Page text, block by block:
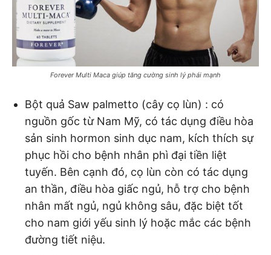
Forever Multi Maca giúp tăng cường sinh lý phái mạnh
Bột quả Saw palmetto (cây cọ lùn) : có
nguồn gốc từ Nam Mỹ, có tác dụng điều hòa
sản sinh hormon sinh dục nam, kích thích sự
phục hồi cho bệnh nhân phì đại tiền liệt
tuyến. Bên cạnh đó, cọ lùn còn có tác dụng
an thần, điều hòa giấc ngủ, hỗ trợ cho bệnh
nhân mất ngủ, ngủ không sâu, đặc biệt tốt
cho nam giới yếu sinh lý hoặc mắc các bệnh
đường tiết niệu.